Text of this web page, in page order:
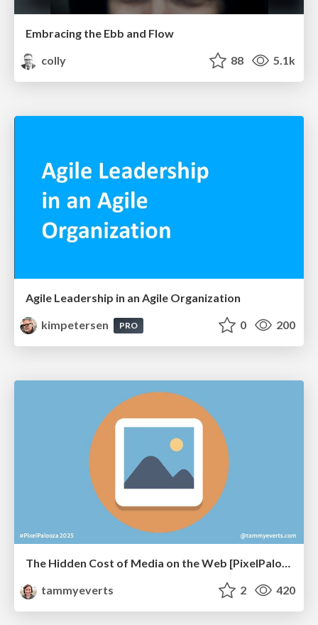
Embracing the Ebb and Flow
colly
88 5.1k
Agile Leadership in an Agile Organization
kimpetersen
PRO 0 200
tammyeverts
2 420